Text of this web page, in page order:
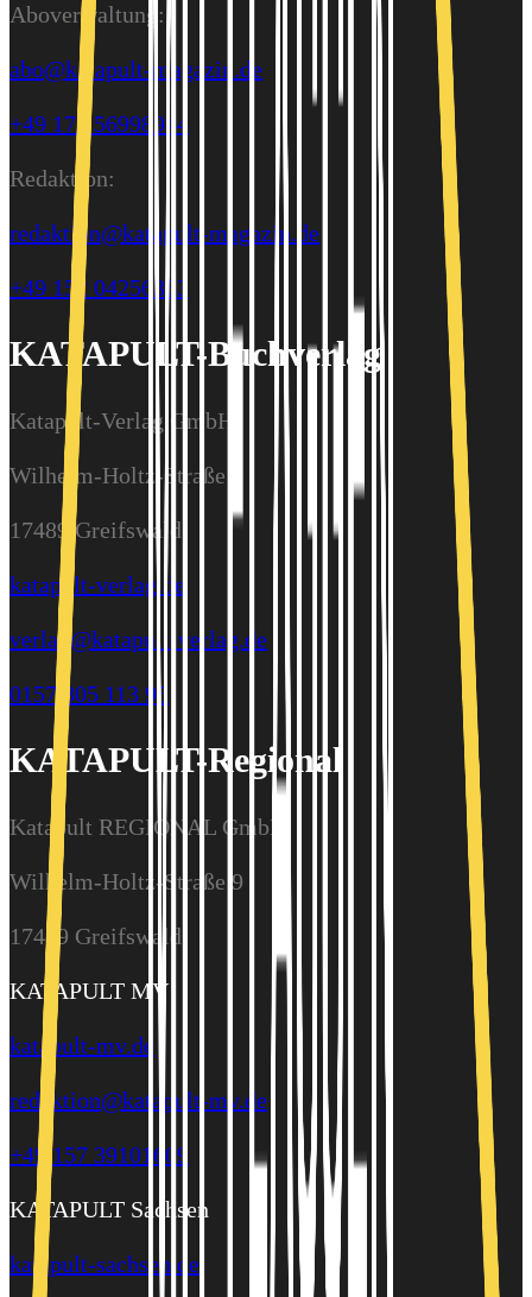
Aboverwaltung:
abo@katapult-magazin.de
+49 176 56998944
Redaktion:
redaktion@katapult-magazin.de
+49 152 04256363
KATAPULT-Buchverlag
Katapult-Verlag GmbH
Wilhelm-Holtz-Straße 9
17489 Greifswald
katapult-verlag.de
verlag@katapult-verlag.de
0157 805 113 95
KATAPULT-Regional
Katapult REGIONAL GmbH
Wilhelm-Holtz-Straße 9
17489 Greifswald
KATAPULT MV
katapult-mv.de
redaktion@katapult-mv.de
+49 157 39101609
KATAPULT Sachsen
katapult-sachsen.de